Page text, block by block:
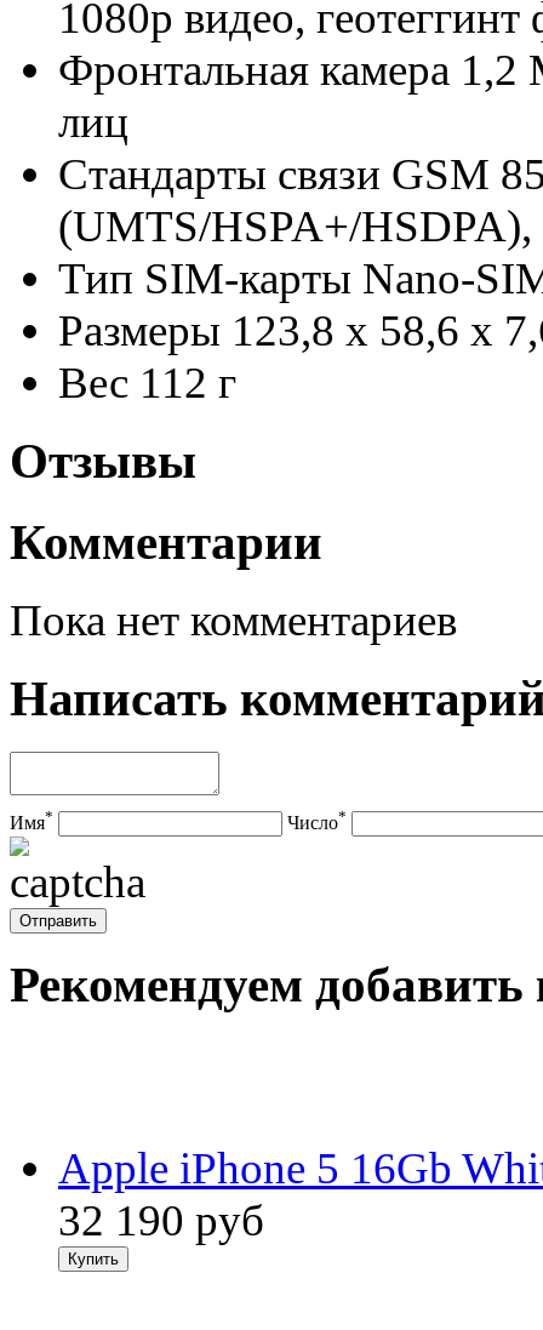
1080p видео,
Фронтальная камера 1,2
лиц
Стандарты связи GSM
(UMTS/HSPA+/
Тип SIM-карты Nano-
Размеры 123,8 х 58,6 х
Вес 112 г
Отзывы
Комментарии
Пока нет комментариев
Написать
Имя* Число*
Рекомендуем
Apple iPhone 5 16Gb
32 190 руб